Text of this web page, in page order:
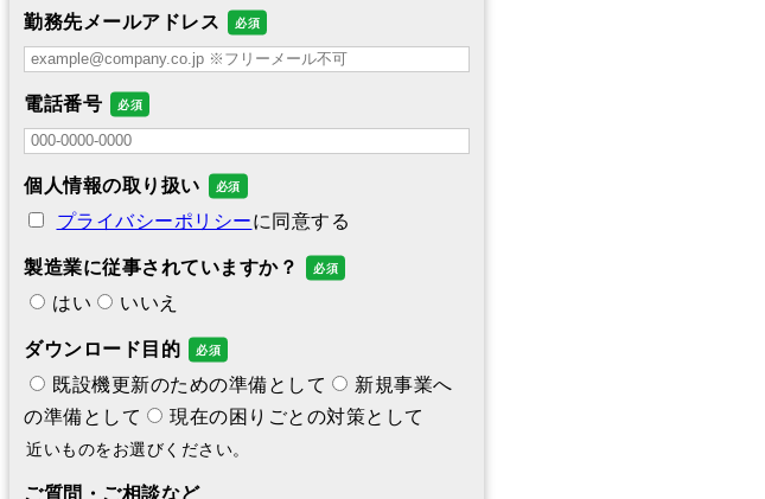
勤務先メールアドレス
電話番号
個人情報の取り扱い
プライバシーポリシーに同意する
製造業に従事されていますか？
はい
いいえ
ダウンロード目的
既設機更新のための準備として
新規事業へ
の準備として
現在の困りごとの対策として
近いものをお選びください。
ご質問・ご相談など